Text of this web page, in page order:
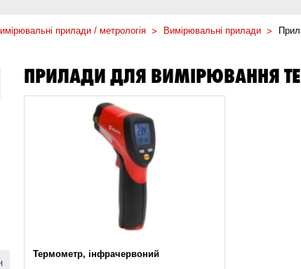
прилади / метрологія Вимірювальні прилади
ПРИЛАДИ ДЛЯ ВИМІРЮВАННЯ
Термометр, інфрачервоний